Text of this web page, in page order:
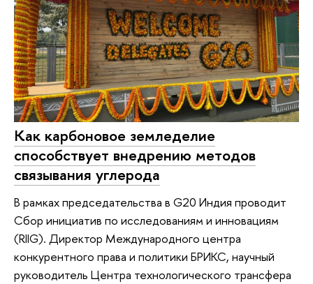
Как карбоновое земледелие
способствует внедрению методов
связывания углерода
В рамках председательства в G20 Индия проводит
Сбор инициатив по исследованиям и инновациям
(RIIG). Директор Международного центра
конкурентного права и политики БРИКС, научный
руководитель Центра технологического трансфера